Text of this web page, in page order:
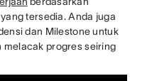
tersedia. Anda juga
dan Milestone untuk
melacak progres seiring